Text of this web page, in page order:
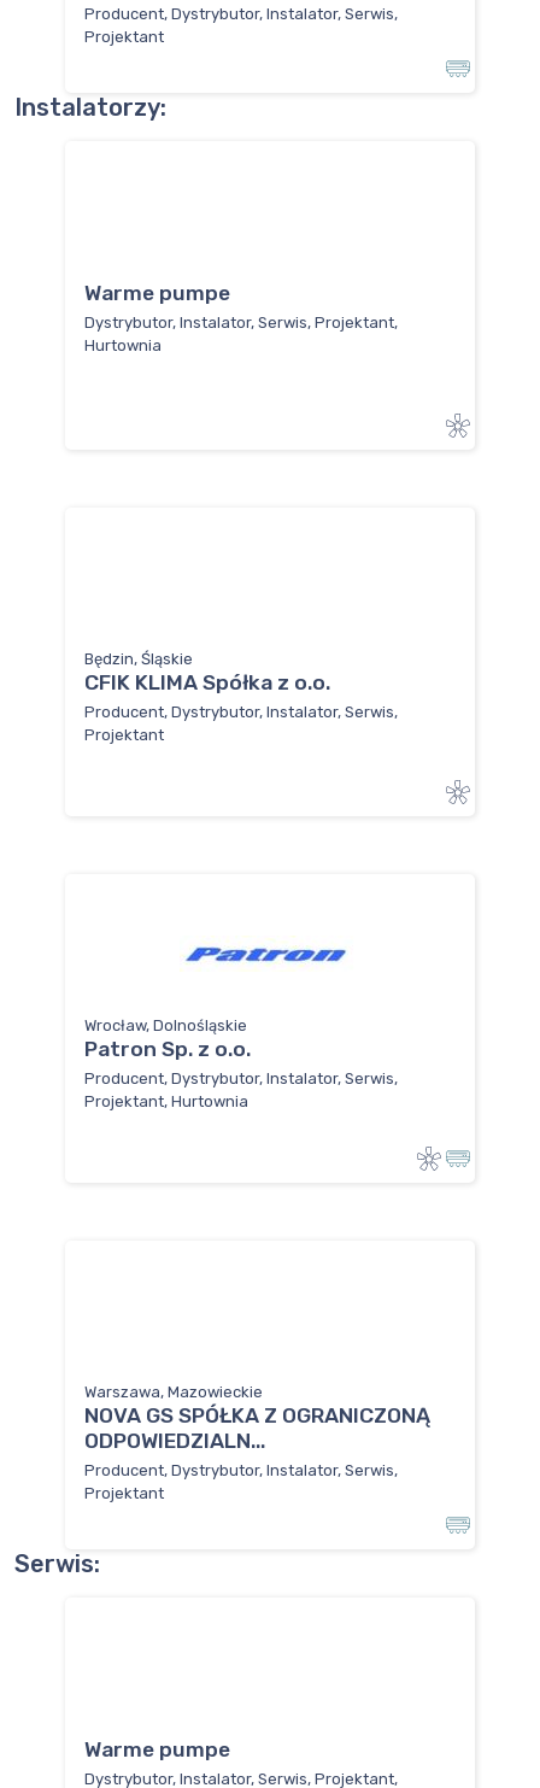
Producent, Dystrybutor, Instalator, Serwis,
Projektant
Instalatorzy:
Warme pumpe
Dystrybutor, Instalator, Serwis, Projektant,
Hurtownia
Będzin, Śląskie
CFIK KLIMA Spółka z o.o.
Producent, Dystrybutor, Instalator, Serwis,
Projektant
Wrocław, Dolnośląskie
Patron Sp. z o.o.
Producent, Dystrybutor, Instalator, Serwis,
Projektant, Hurtownia
Warszawa, Mazowieckie
NOVA GS SPÓŁKA Z OGRANICZONĄ
ODPOWIEDZIALN...
Producent, Dystrybutor, Instalator, Serwis,
Projektant
Serwis:
Warme pumpe
Dystrybutor, Instalator, Serwis, Projektant,